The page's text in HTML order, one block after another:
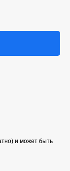
и может быть